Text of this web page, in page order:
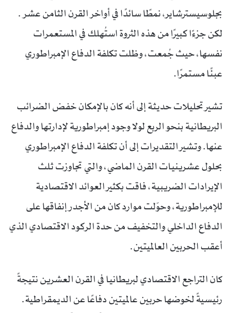
بجلوسيسترشاير، نمطًا سائدًا في أواخر القرن الثامن عشر .
لكن جزءًا كبيرًا من هذه الثروة استُهلك في المستعمرات
نفسها، حيث جُمعت، وظلت تكلفة الدفاع الإمبراطوري
عبئًا مستمرًا.
تشير تحليلات حديثة إلى أنه كان بالإمكان خفض الضرائب
البريطانية بنحو الربع لولا وجود إمبراطورية لإدارتها والدفاع
عنها. وتشير التقديرات إلى أن تكلفة الدفاع الإمبراطوري
بحلول عشرينيات القرن الماضي، والتي تجاوزت ثلث
الإيرادات الضريبية، فاقت بكثير العوائد الاقتصادية
للإمبراطورية، وحوّلت موارد كان من الأجدر إنفاقها على
الدفاع الداخلي والتخفيف من حدة الركود الاقتصادي الذي
أعقب الحربين العالميتين.
كان التراجع الاقتصادي لبريطانيا في القرن العشرين نتيجةً
رئيسيةً لخوضها حربين عالميتين دفاعًا عن الديمقراطية.